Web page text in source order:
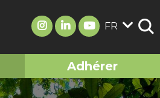
FR
Adhérer